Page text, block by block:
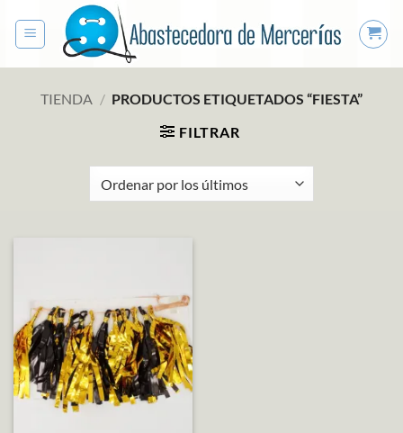
TIENDA / PRODUCTOS ETIQUETADOS “FIESTA”
FILTRAR